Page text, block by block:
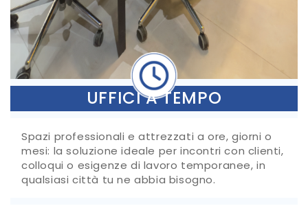
UFFICI A TEMPO
Spazi professionali e attrezzati a ore, giorni o
mesi: la soluzione ideale per incontri con clienti,
colloqui o esigenze di lavoro temporanee, in
qualsiasi città tu ne abbia bisogno.